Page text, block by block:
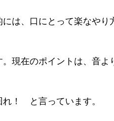
は、口にとって楽なやり
現在のポイントは、音よ
！　と言っています。